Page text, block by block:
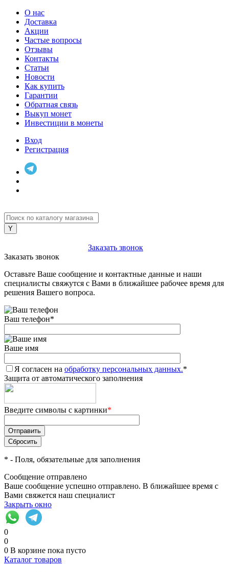
О нас
Доставка
Акции
Частые вопросы
Отзывы
Контакты
Статьи
Новости
Как купить
Гарантии
Обратная связь
Выкуп монет
Инвестиции в монеты
Вход
Регистрация
Заказать звонок
Заказать звонок
Оставьте Ваше сообщение и контактные данные и наши
специалисты свяжутся с Вами в ближайшее рабочее время для
решения Вашего вопроса.
Ваш телефон*
Ваше имя
Я согласен на обработку персональных данных.*
Защита от автоматического заполнения
Введите символы с картинки*
* - Поля, обязательные для заполнения
Сообщение отправлено
Ваше сообщение успешно отправлено. В ближайшее время с
Вами свяжется наш специалист
Закрыть окно
0
0
0 В корзине пока пусто
Каталог товаров